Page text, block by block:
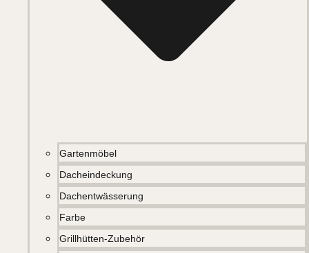
Gartenmöbel
Dacheindeckung
Dachentwässerung
Farbe
Grillhütten-Zubehör